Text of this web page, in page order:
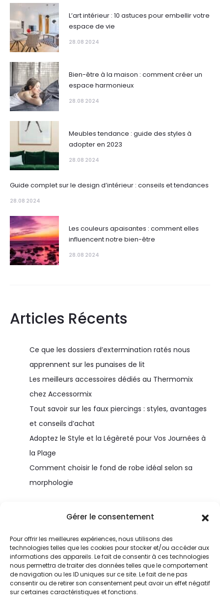
Gérer le consentement
Pour offrir les meilleures expériences, nous utilisons des
technologies telles que les cookies pour stocker et/ou accéder aux
informations des appareils. Le fait de consentir à ces technologies
nous permettra de traiter des données telles que le comportement
de navigation ou les ID uniques sur ce site. Le fait de ne pas
consentir ou de retirer son consentement peut avoir un effet négatif
sur certaines caractéristiques et fonctions.
L’art intérieur : 10 astuces pour embellir votre
espace de vie
28.08 2024
Bien-être à la maison : comment créer un
espace harmonieux
28.08 2024
Meubles tendance : guide des styles à
adopter en 2023
28.08 2024
Guide complet sur le design d’intérieur : conseils et tendances
28.08 2024
Les couleurs apaisantes : comment elles
influencent notre bien-être
28.08 2024
Articles Récents
Ce que les dossiers d’extermination ratés nous
apprennent sur les punaises de lit
Les meilleurs accessoires dédiés au Thermomix
chez Accessormix
Tout savoir sur les faux piercings : styles, avantages
et conseils d’achat
Adoptez le Style et la Légèreté pour Vos Journées à
la Plage
Comment choisir le fond de robe idéal selon sa
morphologie
© Home-magazine.fr